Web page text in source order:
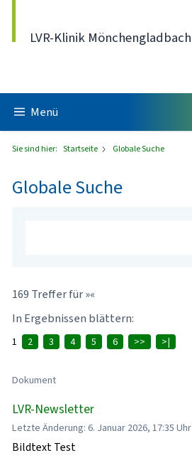
LVR-Klinik Mönchengladbach
Menü
Sie sind hier: Startseite Globale Suche
Globale Suche
169 Treffer für »«
In Ergebnissen blättern:
1 2 3 4 5 6 >> >|
Dokument
LVR-Newsletter
Letzte Änderung: 6. Januar 2026, 17:35 Uhr
Bildtext Test